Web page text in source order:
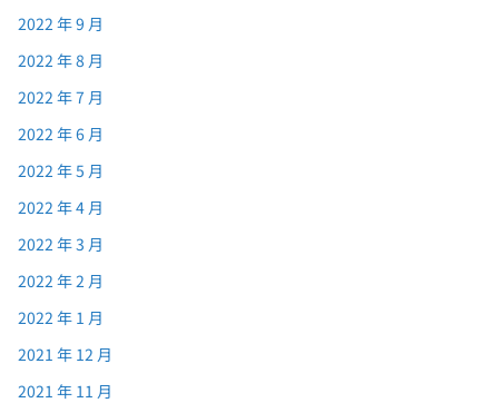
2022 年 9 月
2022 年 8 月
2022 年 7 月
2022 年 6 月
2022 年 5 月
2022 年 4 月
2022 年 3 月
2022 年 2 月
2022 年 1 月
2021 年 12 月
2021 年 11 月